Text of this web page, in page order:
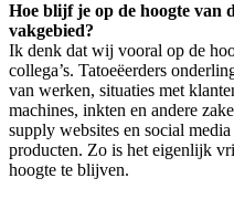
Hoe blijf je op de hoogte van
vakgebied?
Ik denk dat wij vooral op de
collega’s. Tatoeëerders
van werken, situaties met
machines, inkten en andere
supply websites en social
producten. Zo is het eigenlijk
hoogte te blijven.